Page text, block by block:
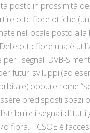
posto in prossimità
otto fibre ottiche
nel locale posto alla
Delle otto fibre una è
per i segnali DVB-S
futuri sviluppi (ad
oppure come
predisposti spazi
i segnali di tutti
fibra. Il CSOE è